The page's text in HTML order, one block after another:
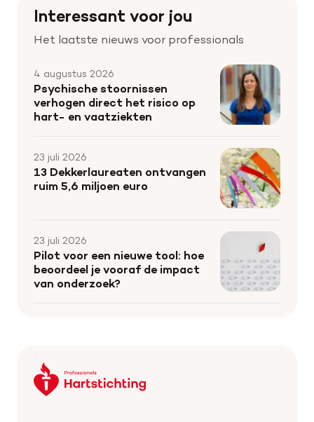
Interessant voor jou
Het laatste nieuws voor professionals
4 augustus 2026
Psychische stoornissen
verhogen direct het risico op
hart- en vaatziekten
23 juli 2026
13 Dekkerlaureaten ontvangen
ruim 5,6 miljoen euro
23 juli 2026
Pilot voor een nieuwe tool: hoe
beoordeel je vooraf de impact
van onderzoek?
Keer
terug